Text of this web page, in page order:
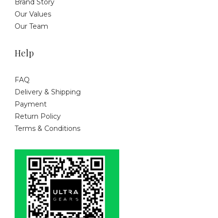
Brand Story
Our Values
Our Team
Help
FAQ
Delivery & Shipping
Payment
Return Policy
Terms & Conditions